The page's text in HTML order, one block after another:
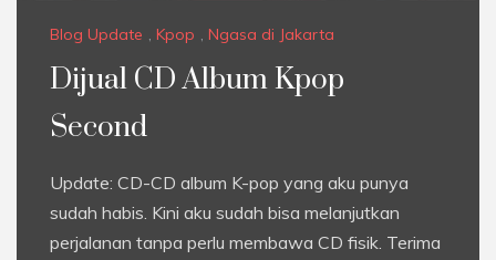
Blog Update , Kpop , Ngasa di Jakarta
Dijual CD Album Kpop
Second
Update: CD-CD album K-pop yang aku punya
sudah habis. Kini aku sudah bisa melanjutkan
perjalanan tanpa perlu membawa CD fisik. Terima